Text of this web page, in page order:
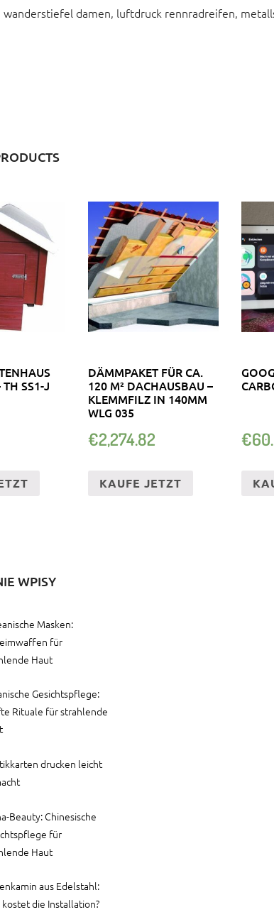
wanderstiefel damen, luftdruck rennradreifen,
SS1-J
DÄMMPAKET FÜR CA.
120 M² DACHAUSBAU –
KLEMMFILZ IN 140MM
WLG 035
€2,274.82
KAUFE JETZT
€
WPISY
Masken:
für
Haut
Gesichtspflege:
Rituale für strahlende
drucken leicht
Beauty: Chinesische
für
Haut
aus Edelstahl:
kostet die Installation?